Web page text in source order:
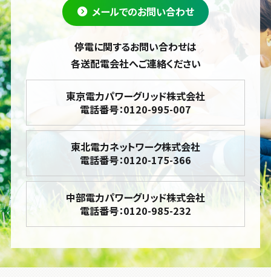
メールでのお問い合わせ
停電に関するお問い合わせは
各送配電会社へご連絡ください
東京電力パワーグリッド株式会社
電話番号：0120-995-007
東北電力ネットワーク株式会社
電話番号：0120-175-366
中部電力パワーグリッド株式会社
電話番号：0120-985-232